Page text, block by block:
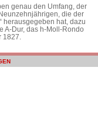
genau den Umfang, der
die der
herausgegeben hat, dazu
A-Dur, das h-Moll-Rondo